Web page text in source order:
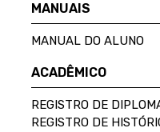
MANUAIS
MANUAL DO ALUNO
ACADÊMICO
REGISTRO DE
REGISTRO DE